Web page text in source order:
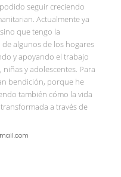
seguir creciendo
Actualmente ya
que tengo la
algunos de los hogares
y apoyando el trabajo
y adolescentes. Para
bendición, porque he
también cómo la vida
a través de